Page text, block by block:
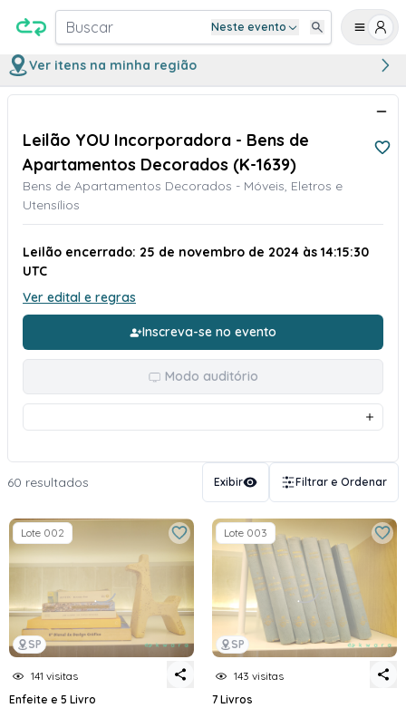
Buscar Neste evento
Ver itens na minha região
Leilão YOU Incorporadora - Bens de
Apartamentos Decorados (K-1639)
Bens de Apartamentos Decorados - Móveis, Eletros e
Utensílios
Leilão encerrado: 25 de novembro de 2024 às 14:15:30
UTC
Ver edital e regras
Inscreva-se no evento
Modo auditório
60 resultados Exibir Filtrar e Ordenar
SP
Lote 002
141 visitas
Enfeite e 5 Livro
SP
Lote 003
143 visitas
7 Livros